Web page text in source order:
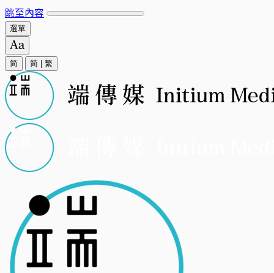
跳至內容
選單
简 简 繁